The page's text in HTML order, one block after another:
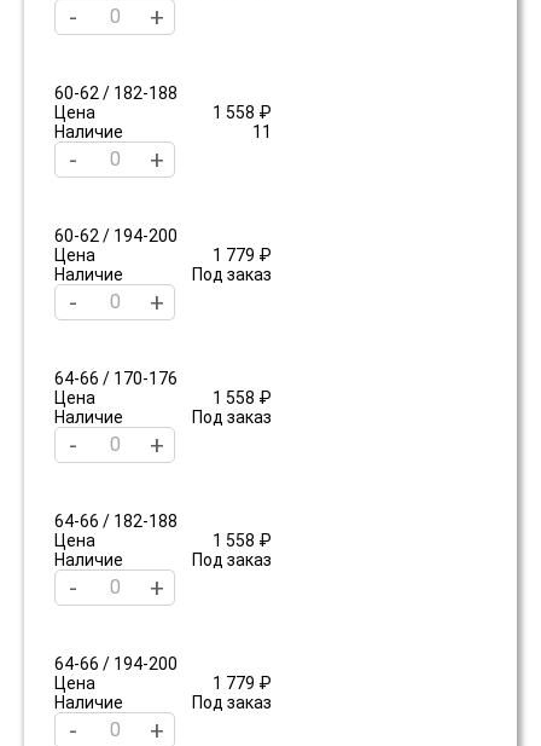
- +
60-62 / 182-188
Цена
1 558 ₽
Наличие
11
- +
60-62 / 194-200
Цена
1 779 ₽
Наличие
Под заказ
- +
64-66 / 170-176
Цена
1 558 ₽
Наличие
Под заказ
- +
64-66 / 182-188
Цена
1 558 ₽
Наличие
Под заказ
- +
64-66 / 194-200
Цена
1 779 ₽
Наличие
Под заказ
- +